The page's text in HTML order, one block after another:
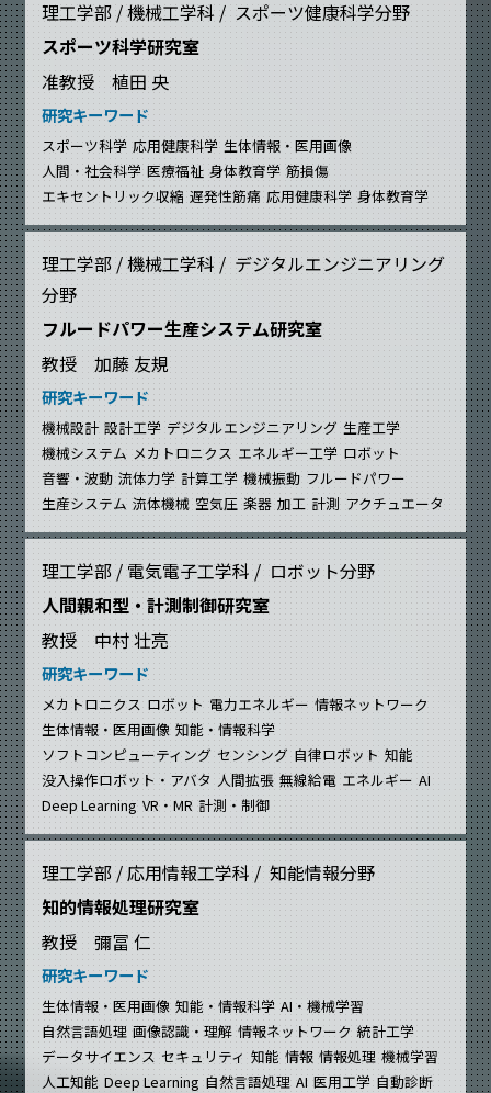
理工学部 / 機械工学科 / スポーツ健康科学分野
スポーツ科学研究室
准教授 植田 央
研究キーワード
スポーツ科学 応用健康科学 生体情報・医用画像
人間・社会科学 医療福祉 身体教育学 筋損傷
エキセントリック収縮 遅発性筋痛 応用健康科学 身体教育学
理工学部 / 機械工学科 / デジタルエンジニアリング
分野
フルードパワー生産システム研究室
教授 加藤 友規
研究キーワード
機械設計 設計工学 デジタルエンジニアリング 生産工学
機械システム メカトロニクス エネルギー工学 ロボット
音響・波動 流体力学 計算工学 機械振動 フルードパワー
生産システム 流体機械 空気圧 楽器 加工 計測 アクチュエータ
理工学部 / 電気電子工学科 / ロボット分野
人間親和型・計測制御研究室
教授 中村 壮亮
研究キーワード
メカトロニクス ロボット 電力エネルギー 情報ネットワーク
生体情報・医用画像 知能・情報科学
ソフトコンピューティング センシング 自律ロボット 知能
没入操作ロボット・アバタ 人間拡張 無線給電 エネルギー AI
Deep Learning VR・MR 計測・制御
理工学部 / 応用情報工学科 / 知能情報分野
知的情報処理研究室
教授 彌冨 仁
研究キーワード
生体情報・医用画像 知能・情報科学 AI・機械学習
自然言語処理 画像認識・理解 情報ネットワーク 統計工学
データサイエンス セキュリティ 知能 情報 情報処理 機械学習
人工知能 Deep Learning 自然言語処理 AI 医用工学 自動診断